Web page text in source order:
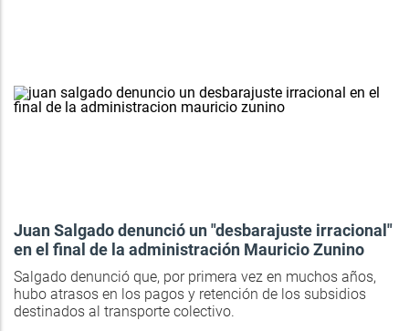
Juan Salgado denunció un "desbarajuste irracional"
en el final de la administración Mauricio Zunino
Salgado denunció que, por primera vez en muchos años,
hubo atrasos en los pagos y retención de los subsidios
destinados al transporte colectivo.